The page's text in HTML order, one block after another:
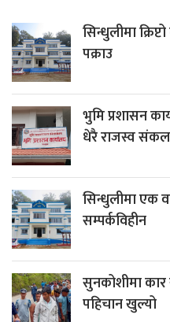
सिन्धुलीमा
पक्राउ
भुमि प्रशासन
धेरै राजस्व
सिन्धुलीमा एक
सम्पर्कविहीन
सुनकोशीमा कार
पहिचान खुल्यो